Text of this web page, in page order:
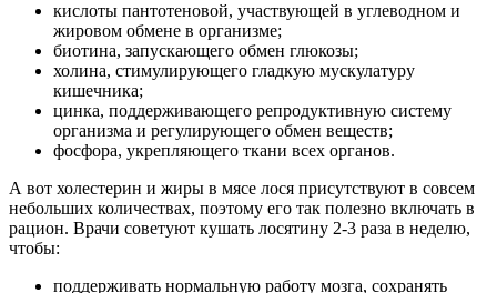
кислоты пантотеновой, участвующей в углеводном и
жировом обмене в организме;
биотина, запускающего обмен глюкозы;
холина, стимулирующего гладкую мускулатуру
кишечника;
цинка, поддерживающего репродуктивную систему
организма и регулирующего обмен веществ;
фосфора, укрепляющего ткани всех органов.
А вот холестерин и жиры в мясе лося присутствуют в совсем
небольших количествах, поэтому его так полезно включать в
рацион. Врачи советуют кушать лосятину 2-3 раза в неделю,
чтобы:
поддерживать нормальную работу мозга, сохранять